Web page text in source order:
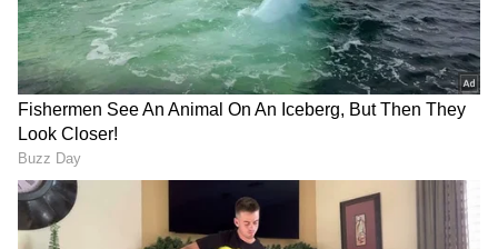
ಘಟನೆಯ ಕುರಿತು ಮಾಹಿತಿ ತಿಳಿದ ಕೂಡಲೇ ಕನಕಪುರ ಟೌನ್
ಪೊಲೀಸ್ ಠಾಣೆಯ ಅಧಿಕಾರಿಗಳು ಸ್ಥಳಕ್ಕೆ ಆಗಮಿಸಿ,
ಪರಿಶೀಲನೆ ನಡೆಸಿದ್ದಾರೆ. ದೇವಾಲಯದ ಆವರಣದಲ್ಲಿ
ಸಿಸಿಟಿವಿ ಕ್ಯಾಮೆರಾಗಳಿರುವ ಬಗ್ಗೆ ತನಿಖೆ ನಡೆಸಲಾಗುತ್ತಿದೆ.
RECOMMENDED STORIES